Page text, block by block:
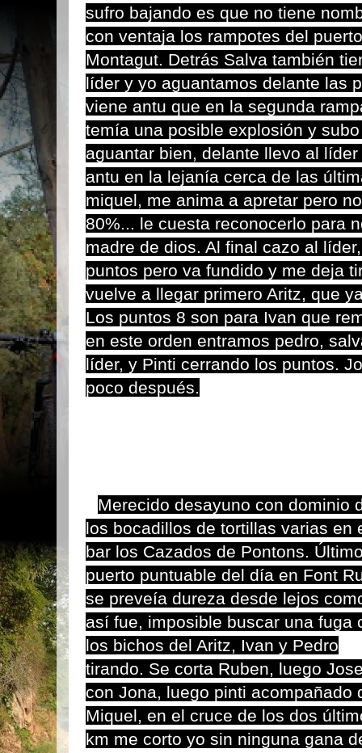
sufro bajando es que no tiene
con ventaja los rampotes del
Montagut. Detrás Salva también
líder y yo aguantamos delante las
viene antu que en la segunda
temía una posible explosión y
aguantar bien, delante llevo al
antu en la lejanía cerca de las
miquel, me anima a apretar pero
80%... le cuesta reconocerlo para
madre de dios. Al final cazo al
puntos pero va fundido y me deja
vuelve a llegar primero Aritz, que
Los puntos 8 son para Ivan que
en este orden entramos pedro,
líder, y Pinti cerrando los puntos.
poco después.
Merecido desayuno con dominio
los bocadillos de tortillas varias en
bar los Cazados de Pontons.
puerto puntuable del día en Font
se preveía dureza desde lejos
así fue, imposible buscar una fuga
los bichos del Aritz, Ivan y Pedro
tirando. Se corta Ruben, luego
con Jona, luego pinti acompañado
Miquel, en el cruce de los dos
km me corto yo sin ninguna gana